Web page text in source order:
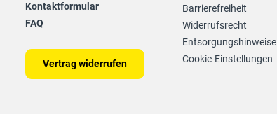
Kontaktformular
FAQ
Vertrag widerrufen
Barrierefreiheit
Widerrufsrecht
Entsorgungshinweise
Cookie-Einstellungen